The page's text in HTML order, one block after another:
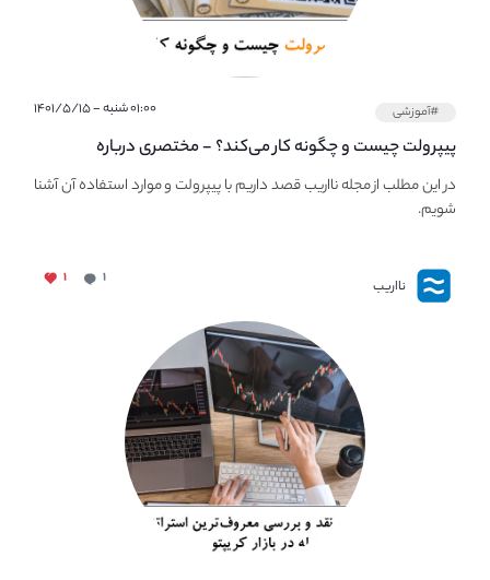
#آموزشی ۰۱:۰۰ شنبه - ۱۴۰۱/۵/۱۵
پیپر‌ولت چیست و چگونه کار می‌کند؟ - مختصری درباره
PaperWallet
در این مطلب از مجله نااریب قصد داریم با پیپر‌ولت و موارد استفاده آن آشنا
شویم.
نااریب ۱ ۱